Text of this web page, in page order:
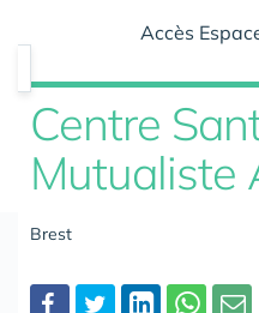
Accès
Centre
Mutualiste
Brest